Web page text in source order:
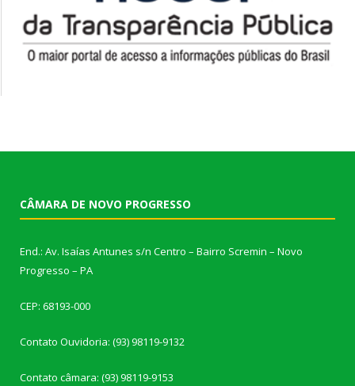
CÂMARA DE NOVO PROGRESSO
End.: Av. Isaías Antunes s/n Centro – Bairro Scremin – Novo
Progresso – PA
CEP: 68193-000
Contato Ouvidoria: (93) 98119-9132
Contato câmara: (93) 98119-9153